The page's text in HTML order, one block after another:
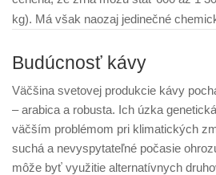
kg). Má však naozaj jedinečné
Budúcnosť kávy
Väčšina svetovej produkcie kávy
– arabica a robusta. Ich úzka
väčším problémom pri klimatických
suchá a nevyspytateľné počasie
môže byť využitie alternatívnych